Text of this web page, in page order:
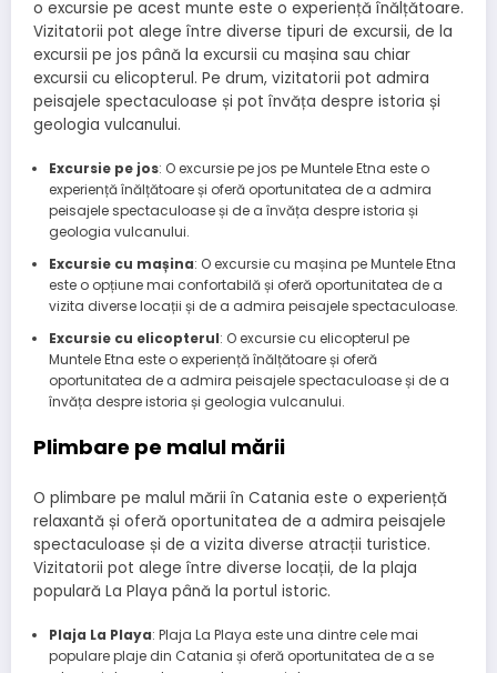
o excursie pe acest munte este o experiență înălțătoare.
Vizitatorii pot alege între diverse tipuri de excursii, de la
excursii pe jos până la excursii cu mașina sau chiar
excursii cu elicopterul. Pe drum, vizitatorii pot admira
peisajele spectaculoase și pot învăța despre istoria și
geologia vulcanului.
Excursie pe jos: O excursie pe jos pe Muntele Etna este o
experiență înălțătoare și oferă oportunitatea de a admira
peisajele spectaculoase și de a învăța despre istoria și
geologia vulcanului.
Excursie cu mașina: O excursie cu mașina pe Muntele Etna
este o opțiune mai confortabilă și oferă oportunitatea de a
vizita diverse locații și de a admira peisajele spectaculoase.
Excursie cu elicopterul: O excursie cu elicopterul pe
Muntele Etna este o experiență înălțătoare și oferă
oportunitatea de a admira peisajele spectaculoase și de a
învăța despre istoria și geologia vulcanului.
Plimbare pe malul mării
O plimbare pe malul mării în Catania este o experiență
relaxantă și oferă oportunitatea de a admira peisajele
spectaculoase și de a vizita diverse atracții turistice.
Vizitatorii pot alege între diverse locații, de la plaja
populară La Playa până la portul istoric.
Plaja La Playa: Plaja La Playa este una dintre cele mai
populare plaje din Catania și oferă oportunitatea de a se